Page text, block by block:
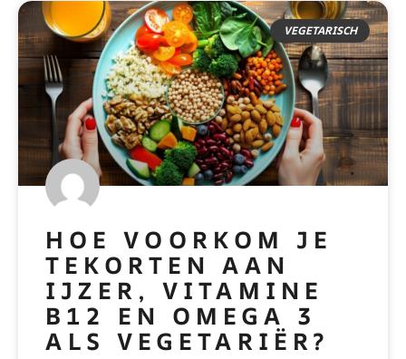
VEGETARISCH
HOE VOORKOM JE
TEKORTEN AAN
IJZER, VITAMINE
B12 EN OMEGA 3
ALS VEGETARIËR?